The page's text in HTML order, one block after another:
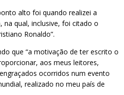
alto foi quando realizei a
na qual, inclusive, foi citado o
Ronaldo”.
que “a motivação de ter escrito o
aos meus leitores,
ocorridos num evento
realizado no meu país de